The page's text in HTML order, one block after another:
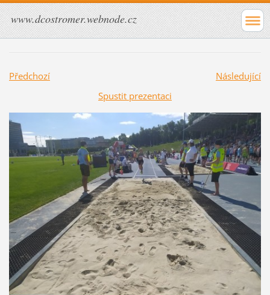
www.dcostromer.webnode.cz
Předchozí
Následující
Spustit prezentaci